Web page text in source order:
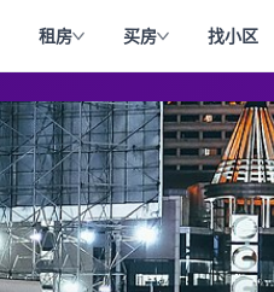
租房 买房 找小区